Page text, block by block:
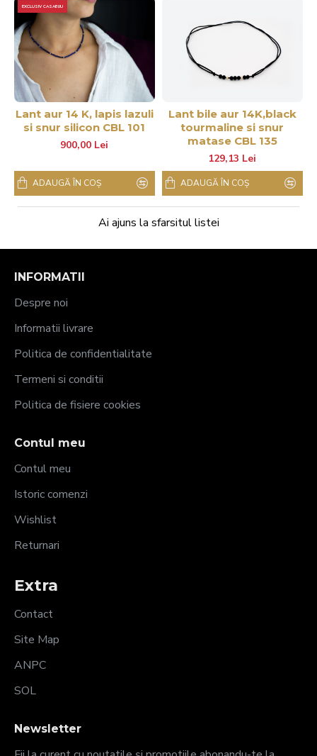
EXCLUSIV CASABIJU
Lant aur 14 K, lapis lazuli
si snur silicon CBL 101
900,00 Lei
ADAUGĂ ÎN COŞ
Lant bile aur 14K,black
tourmaline si snur
matase CBL 135
129,13 Lei
ADAUGĂ ÎN COŞ
Ai ajuns la sfarsitul listei
INFORMATII
Despre noi
Informatii livrare
Politica de confidentialitate
Termeni si conditii
Politica de fisiere cookies
Contul meu
Contul meu
Istoric comenzi
Wishlist
Returnari
Extra
Contact
Site Map
ANPC
SOL
Newsletter